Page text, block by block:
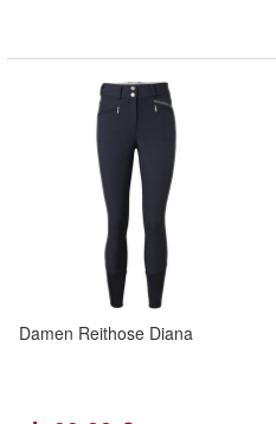
Damen Reithose Diana